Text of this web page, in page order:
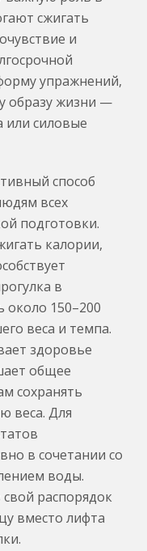
сжигать
и
упражнений,
образу жизни —
или силовые
способ
всех
подготовки.
калории,
в
150–200
веса и темпа.
здоровье
общее
сохранять
веса. Для
в сочетании со
воды.
распорядок
вместо лифта